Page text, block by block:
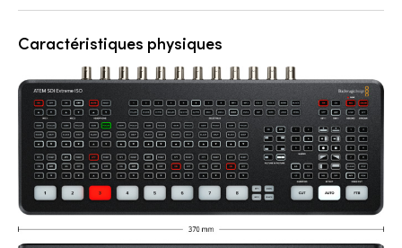
Caractéristiques physiques